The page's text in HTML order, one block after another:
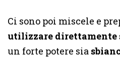
Ci sono poi miscele e
utilizzare direttamente
un forte potere sia